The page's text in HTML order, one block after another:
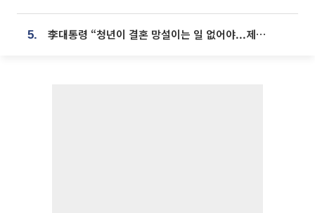
5. 李대통령 “청년이 결혼 망설이는 일 없어야...제도상 불이익 조사”